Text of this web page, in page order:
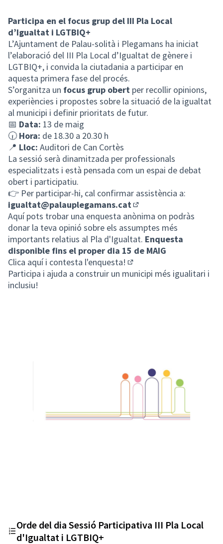
Participa en el focus grup del III Pla Local
d’Igualtat i LGTBIQ+
L’Ajuntament de Palau-solità i Plegamans ha iniciat
l’elaboració del III Pla Local d’Igualtat de gènere i
LGTBIQ+, i convida la ciutadania a participar en
aquesta primera fase del procés.
S’organitza un focus grup obert per recollir opinions,
experiències i propostes sobre la situació de la igualtat
al municipi i definir prioritats de futur.
📅 Data: 13 de maig
🕡Hora: de 18.30 a 20.30 h
📍 Lloc: Auditori de Can Cortès
La sessió serà dinamitzada per professionals
especialitzats i està pensada com un espai de debat
obert i participatiu.
👉 Per participar-hi, cal confirmar assistència a:
igualtat@palauplegamans.cat
(Obrir en una pestanya
Aquí pots trobar una enquesta anònima on podràs
donar la teva opinió sobre els assumptes més
importants relatius al Pla d'Igualtat. Enquesta
disponible fins el proper dia 15 de MAIG
Clica aquí i contesta l'enquesta!
(Enllaç extern)
Participa i ajuda a construir un municipi més igualitari i
inclusiu!
Orde del dia Sessió Participativa III Pla Local
d'Igualtat i LGTBIQ+